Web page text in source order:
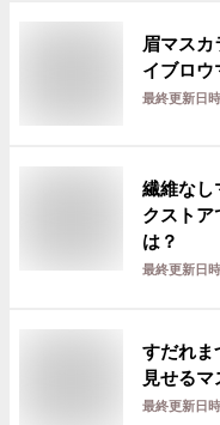
眉マス
イブロウ
最終更新日時
繊維なし
クストア
は？
最終更新日時
すだれま
見せる
最終更新日時